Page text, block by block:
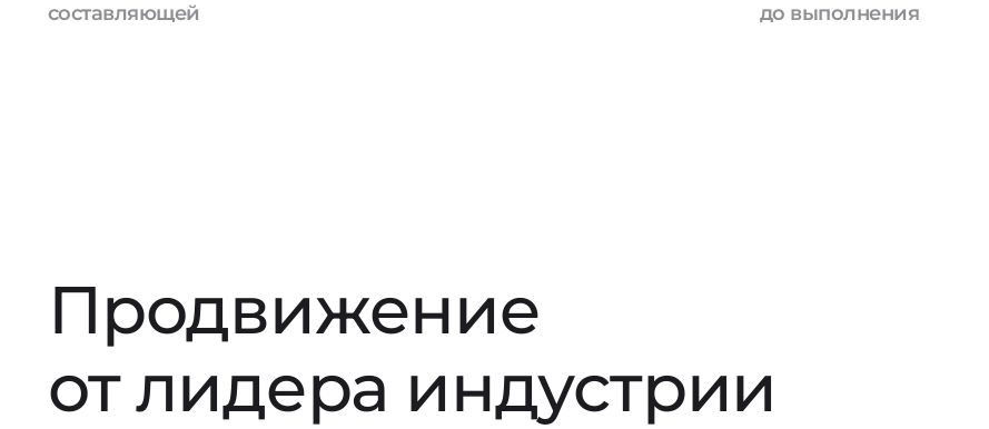
составляющей
до выполнения
Продвижение
от лидера индустрии